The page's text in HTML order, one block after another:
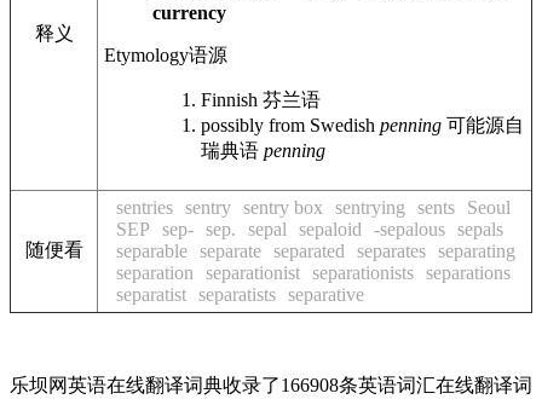
释义
currency
Etymology语源
Finnish 芬兰语
possibly from Swedish penning 可能源自
瑞典语 penning
随便看
sentries sentry sentry box sentrying sents
Seoul
SEP
sep- sep. sepal sepaloid -sepalous sepals
separable separate separated separates separating
separation
separationist separationists separations
separatist separatists separative
乐坝网英语在线翻译词典收录了166908条英语词汇在线翻译词